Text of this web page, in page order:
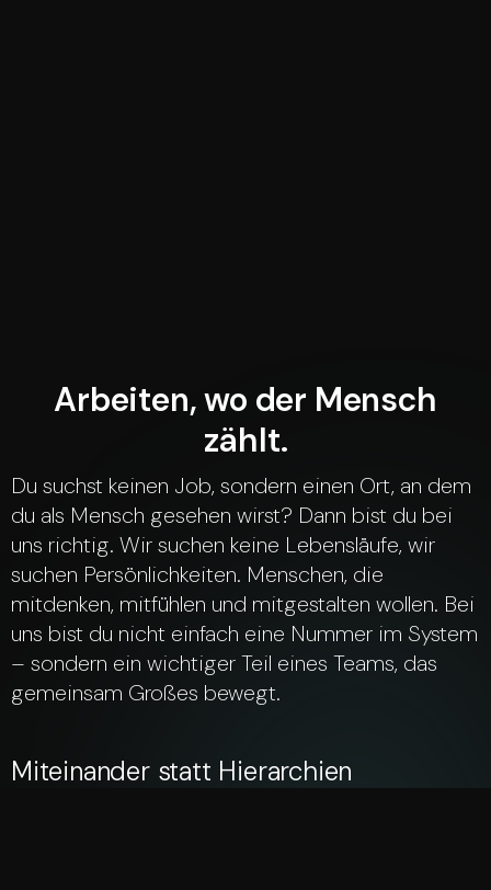
Arbeiten, wo der Mensch
zählt.
Du suchst keinen Job, sondern einen Ort, an dem
du als Mensch gesehen wirst? Dann bist du bei
uns richtig. Wir suchen keine Lebensläufe, wir
suchen Persönlichkeiten. Menschen, die
mitdenken, mitfühlen und mitgestalten wollen. Bei
uns bist du nicht einfach eine Nummer im System
– sondern ein wichtiger Teil eines Teams, das
gemeinsam Großes bewegt.
Miteinander statt Hierarchien